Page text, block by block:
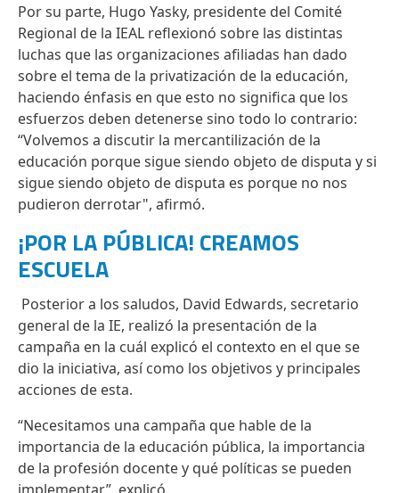
Por su parte, Hugo Yasky, presidente del Comité
Regional de la IEAL reflexionó sobre las distintas
luchas que las organizaciones afiliadas han dado
sobre el tema de la privatización de la educación,
haciendo énfasis en que esto no significa que los
esfuerzos deben detenerse sino todo lo contrario:
“Volvemos a discutir la mercantilización de la
educación porque sigue siendo objeto de disputa y si
sigue siendo objeto de disputa es porque no nos
pudieron derrotar", afirmó.
¡POR LA PÚBLICA! CREAMOS
ESCUELA
Posterior a los saludos, David Edwards, secretario
general de la IE, realizó la presentación de la
campaña en la cuál explicó el contexto en el que se
dio la iniciativa, así como los objetivos y principales
acciones de esta.
“Necesitamos una campaña que hable de la
importancia de la educación pública, la importancia
de la profesión docente y qué políticas se pueden